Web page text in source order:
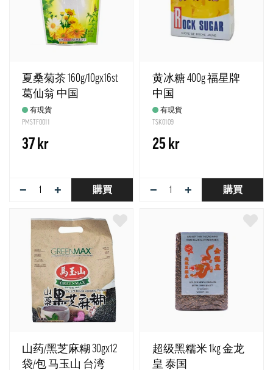
夏桑菊茶 160g/10gx16st
葛仙翁 中国
有現貨
PMSTF0011
37 kr
− + 購買
黄冰糖 400g 福星牌
中国
有現貨
TSK0109
25 kr
− + 購買
山药/黑芝麻糊 30gx12
袋/包 马玉山 台湾
超级黑糯米 1kg 金龙
皇 泰国